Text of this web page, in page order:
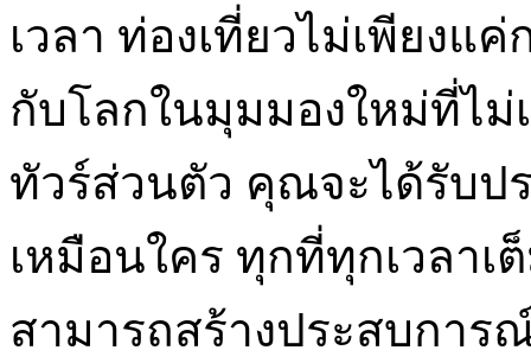
เวลา ท่องเที่ยวไม่เพียงแ
กับโลกในมุมมองใหม่ที่ไ
ทัวร์ส่วนตัว คุณจะได้รับป
เหมือนใคร ทุกที่ทุกเวลา
สามารถสร้างประสบการ